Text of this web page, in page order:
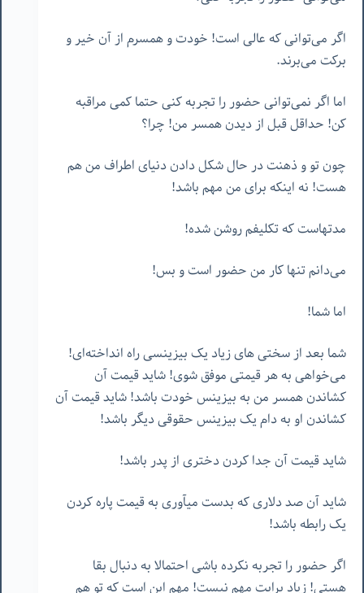
اگر می‌توانی که عالی است! خودت و همسرم از آن خیر و
برکت می‌برند.
اما اگر نمی‌توانی حضور را تجربه کنی حتما کمی مراقبه
کن! حداقل قبل از دیدن همسر من! چرا؟
چون تو و ذهنت در حال شکل دادن دنیای اطراف من هم
هست! نه اینکه برای من مهم باشد!
مدتهاست که تکلیفم روشن شده!
می‌دانم تنها کار من حضور است و بس!
اما شما!
شما بعد از سختی های زیاد یک بیزینسی راه انداخته‌ای!
می‌خواهی به هر قیمتی موفق شوی! شاید قیمت آن
کشاندن همسر من به بیزینس خودت باشد! شاید قیمت آن
کشاندن او به دام یک بیزینس حقوقی دیگر باشد!
شاید قیمت آن جدا کردن دختری از پدر باشد!
شاید آن صد دلاری که بدست میآوری به قیمت پاره کردن
یک رابطه باشد!
اگر حضور را تجربه نکرده باشی احتمالا به دنبال بقا
هستی! زیاد برایت مهم نیست! مهم این است که تو هم